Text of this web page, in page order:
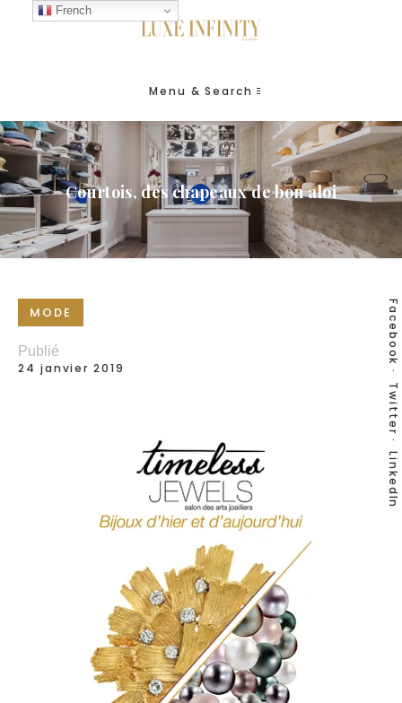
Menu & Search
Courtois, des chapeaux de bon aloi
Facebook
Twitter
LinkedIn
MODE
Publié
24 janvier 2019
French